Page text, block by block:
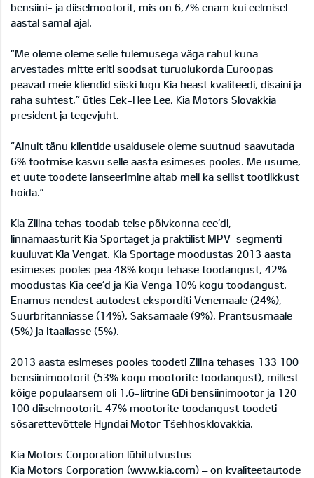
bensiini- ja diiselmootorit, mis on 6,7% enam kui eelmisel
aastal samal ajal.
“Me oleme oleme selle tulemusega väga rahul kuna
arvestades mitte eriti soodsat turuolukorda Euroopas
peavad meie kliendid siiski lugu Kia heast kvaliteedi, disaini ja
raha suhtest,” ütles Eek-Hee Lee, Kia Motors Slovakkia
president ja tegevjuht.
“Ainult tänu klientide usaldusele oleme suutnud saavutada
6% tootmise kasvu selle aasta esimeses pooles. Me usume,
et uute toodete lanseerimine aitab meil ka sellist tootlikkust
hoida.”
Kia Zilina tehas toodab teise põlvkonna cee’di,
linnamaasturit Kia Sportaget ja praktilist MPV-segmenti
kuuluvat Kia Vengat. Kia Sportage moodustas 2013 aasta
esimeses pooles pea 48% kogu tehase toodangust, 42%
moodustas Kia cee’d ja Kia Venga 10% kogu toodangust.
Enamus nendest autodest eksporditi Venemaale (24%),
Suurbritanniasse (14%), Saksamaale (9%), Prantsusmaale
(5%) ja Itaaliasse (5%).
2013 aasta esimeses pooles toodeti Zilina tehases 133 100
bensiinimootorit (53% kogu mootorite toodangust), millest
kõige populaarsem oli 1,6-liitrine GDi bensiinimootor ja 120
100 diiselmootorit. 47% mootorite toodangust toodeti
sõsarettevõttele Hyndai Motor Tšehhosklovakkia.
Kia Motors Corporation lühitutvustus
Kia Motors Corporation (www.kia.com) – on kvaliteetautode